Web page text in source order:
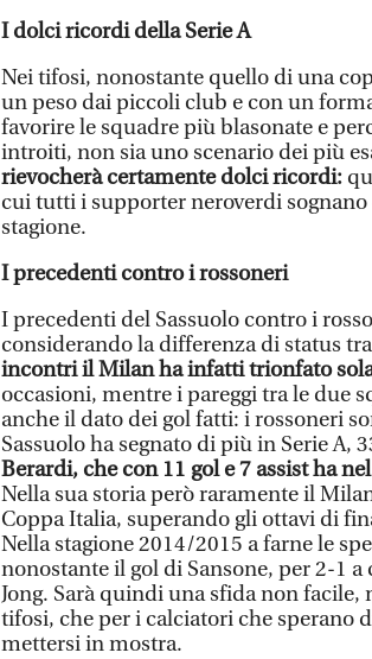
I dolci ricordi della Serie A
Nei tifosi, nonostante quello di una
un peso dai piccoli club e con un
favorire le squadre più blasonate e
introiti, non sia uno scenario dei più
rievocherà certamente dolci ricordi:
cui tutti i supporter neroverdi
stagione.
I precedenti contro i rossoneri
I precedenti del Sassuolo contro i
considerando la differenza di status
incontri il Milan ha infatti trionfato
occasioni, mentre i pareggi tra le due
anche il dato dei gol fatti: i rossoneri
Sassuolo ha segnato di più in Serie A,
Berardi, che con 11 gol e 7 assist ha
Nella sua storia però raramente il
Coppa Italia, superando gli ottavi di
Nella stagione 2014/2015 a farne le
nonostante il gol di Sansone, per 2-1
Jong. Sarà quindi una sfida non
tifosi, che per i calciatori che sperano
mettersi in mostra.